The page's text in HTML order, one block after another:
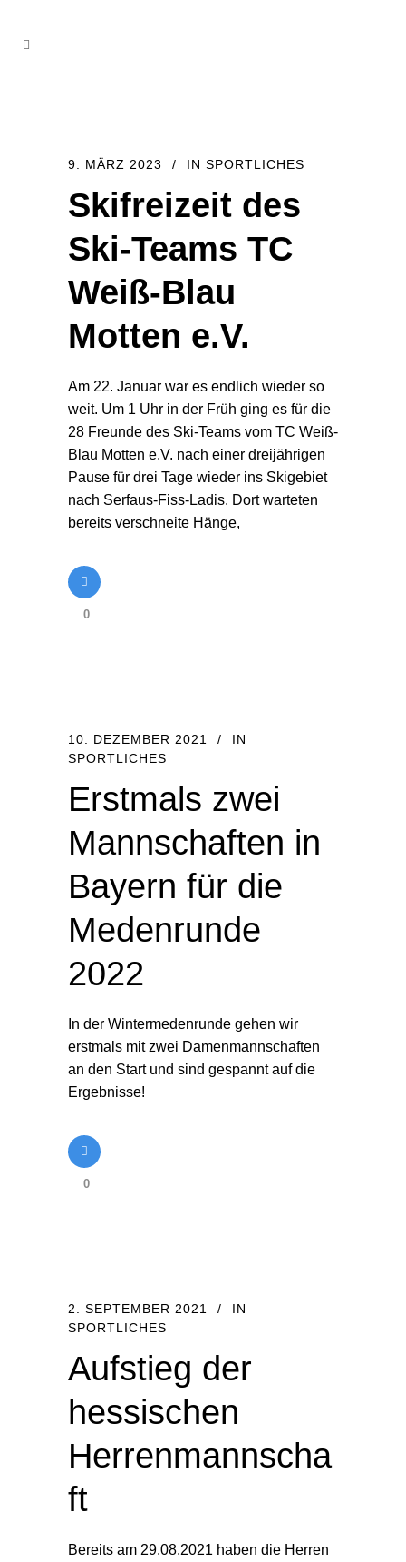
9. MÄRZ 2023 IN SPORTLICHES
Skifreizeit des
Ski-Teams TC
Weiß-Blau
Motten e.V.
Am 22. Januar war es endlich wieder so
weit. Um 1 Uhr in der Früh ging es für die
28 Freunde des Ski-Teams vom TC Weiß-
Blau Motten e.V. nach einer dreijährigen
Pause für drei Tage wieder ins Skigebiet
nach Serfaus-Fiss-Ladis. Dort warteten
bereits verschneite Hänge,
0
10. DEZEMBER 2021
IN
SPORTLICHES
Erstmals zwei
Mannschaften in
Bayern für die
Medenrunde
2022
In der Wintermedenrunde gehen wir
erstmals mit zwei Damenmannschaften
an den Start und sind gespannt auf die
Ergebnisse!
0
2. SEPTEMBER 2021
IN
SPORTLICHES
Aufstieg der
hessischen
Herrenmannscha
ft
Bereits am 29.08.2021 haben die Herren